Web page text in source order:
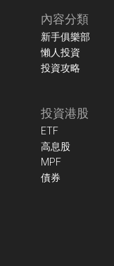
內容分類
新手俱樂部
懶人投資
投資攻略
投資港股
ETF
高息股
MPF
債券